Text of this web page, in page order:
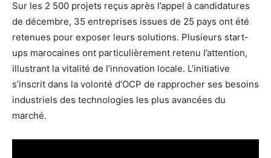
Sur les 2 500 projets reçus après l’appel à candidatures
de décembre, 35 entreprises issues de 25 pays ont été
retenues pour exposer leurs solutions. Plusieurs start-
ups marocaines ont particulièrement retenu l’attention,
illustrant la vitalité de l’innovation locale. L’initiative
s’inscrit dans la volonté d’OCP de rapprocher ses besoins
industriels des technologies les plus avancées du
marché.